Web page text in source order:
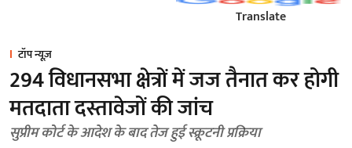
Translate
टॉप न्यूज़
294 विधानसभा क्षेत्रों में जज तैनात कर होगी
मतदाता दस्तावेजों की जांच
सुप्रीम कोर्ट के आदेश के बाद तेज हुई स्क्रूटनी प्रक्रिया